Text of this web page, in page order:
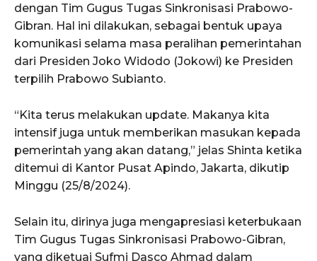
dengan Tim Gugus Tugas Sinkronisasi Prabowo-
Gibran. Hal ini dilakukan, sebagai bentuk upaya
komunikasi selama masa peralihan pemerintahan
dari Presiden Joko Widodo (Jokowi) ke Presiden
terpilih Prabowo Subianto.
“Kita terus melakukan update. Makanya kita
intensif juga untuk memberikan masukan kepada
pemerintah yang akan datang,” jelas Shinta ketika
ditemui di Kantor Pusat Apindo, Jakarta, dikutip
Minggu (25/8/2024).
Selain itu, dirinya juga mengapresiasi keterbukaan
Tim Gugus Tugas Sinkronisasi Prabowo-Gibran,
yang diketuai Sufmi Dasco Ahmad dalam